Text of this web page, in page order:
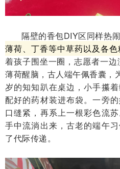
隔壁的香包DIY区同样热闹
薄荷、丁香等中草药以及各色
着孩子围坐一圈，志愿者一边
薄荷醒脑，古人端午佩香囊，
岁的知知趴在桌边，小手攥
配好的药材装进布袋。一旁
口缝紧，再系上一根彩色流
手中流淌出来，古老的端午
了代际传递。